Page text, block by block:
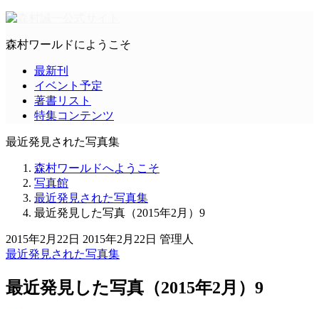
森村ワールドにようこそ
最新刊
イベント予定
著書リスト
特集コンテンツ
最近発見された写真集
森村ワールドへようこそ
写真館
最近発見された写真集
最近発見した写真（2015年2月）9
2015年2月22日 2015年2月22日 管理人
最近発見された写真集
最近発見した写真（2015年2月）9